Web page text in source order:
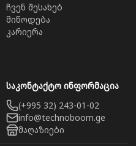
ჩვენ შესახებ
მიწოდება
კარიერა
საკონტაქტო ინფორმაცია
(+995 32) 243-01-02
info@technoboom.ge
მაღაზიები